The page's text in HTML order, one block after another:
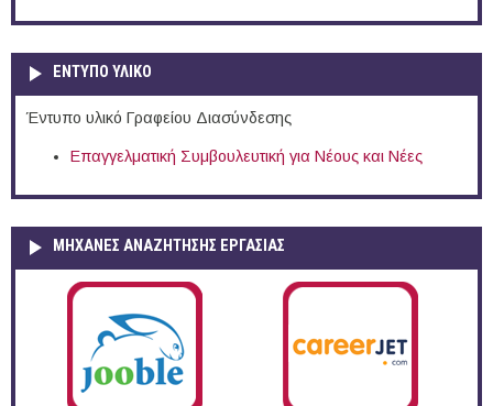
ΕΝΤΥΠΟ ΥΛΙΚΟ
Έντυπο υλικό Γραφείου Διασύνδεσης
Επαγγελματική Συμβουλευτική για Νέους και Νέες
ΜΗΧΑΝΕΣ ΑΝΑΖΗΤΗΣΗΣ ΕΡΓΑΣΙΑΣ